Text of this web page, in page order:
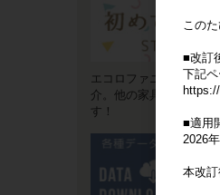
エコロファニチャーの"
介。他の家具卸サイト
す！
この
■改訂
下記ペ
■適用
2026
本改